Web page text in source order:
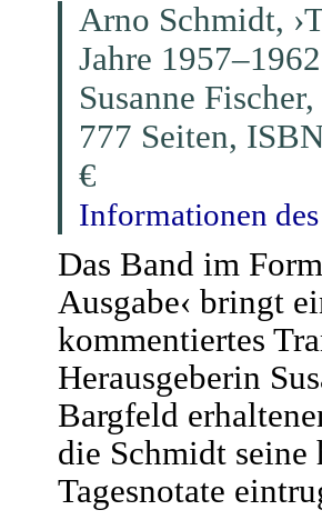
Arno Schmidt,
Jahre
Susanne
777 Seiten,
€
Informationen
Das Band im
Ausgabe‹ bringt
kommentiertes
Herausgeberin
Bargfeld
die Schmidt seine
Tagesnotate